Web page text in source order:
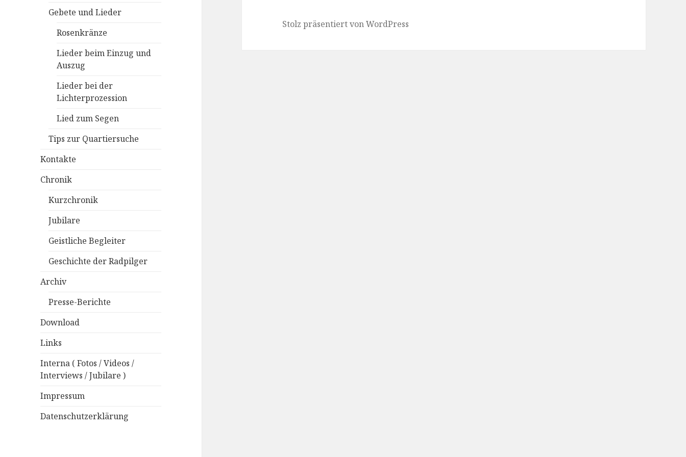
Gebete und Lieder
Rosenkränze
Lieder beim Einzug und
Auszug
Lieder bei der
Lichterprozession
Lied zum Segen
Tips zur Quartiersuche
Kontakte
Chronik
Kurzchronik
Jubilare
Geistliche Begleiter
Geschichte der Radpilger
Archiv
Presse-Berichte
Download
Links
Interna ( Fotos / Videos /
Interviews / Jubilare )
Impressum
Datenschutzerklärung
Stolz präsentiert von WordPress